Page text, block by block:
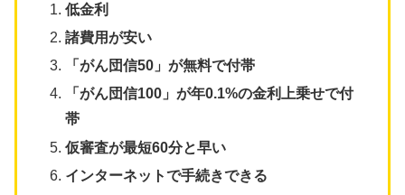
低金利
諸費用が安い
「がん団信50」が無料で付帯
「がん団信100」が年0.1%の金利上乗せで付
帯
仮審査が最短60分と早い
インターネットで手続きできる